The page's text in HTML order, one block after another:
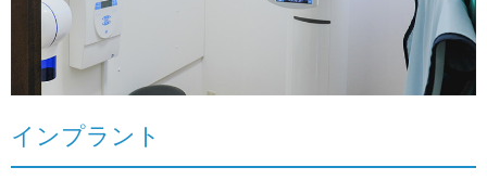
インプラント